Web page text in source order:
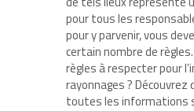
pour tous les
pour y parvenir, vous
certain nombre de
règles à respecter pour
rayonnages ?
toutes les informations